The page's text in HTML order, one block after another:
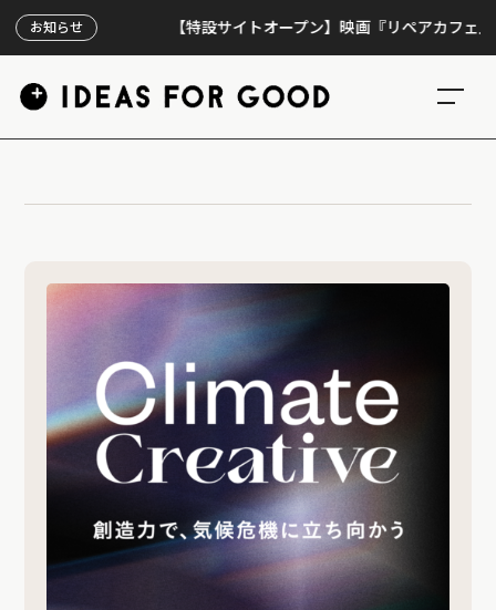
お知らせ 【特設サイトオープン】映画『リペアカフェ』、